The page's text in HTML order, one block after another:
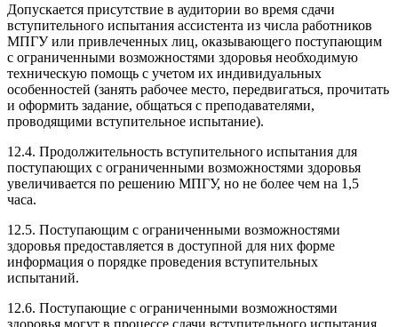
Допускается присутствие в аудитории во время сдачи
вступительного испытания ассистента из числа работников
МПГУ или привлеченных лиц, оказывающего поступающим
с ограниченными возможностями здоровья необходимую
техническую помощь с учетом их индивидуальных
особенностей (занять рабочее место, передвигаться, прочитать
и оформить задание, общаться с преподавателями,
проводящими вступительное испытание).
12.4. Продолжительность вступительного испытания для
поступающих с ограниченными возможностями здоровья
увеличивается по решению МПГУ, но не более чем на 1,5
часа.
12.5. Поступающим с ограниченными возможностями
здоровья предоставляется в доступной для них форме
информация о порядке проведения вступительных
испытаний.
12.6. Поступающие с ограниченными возможностями
здоровья могут в процессе сдачи вступительного испытания